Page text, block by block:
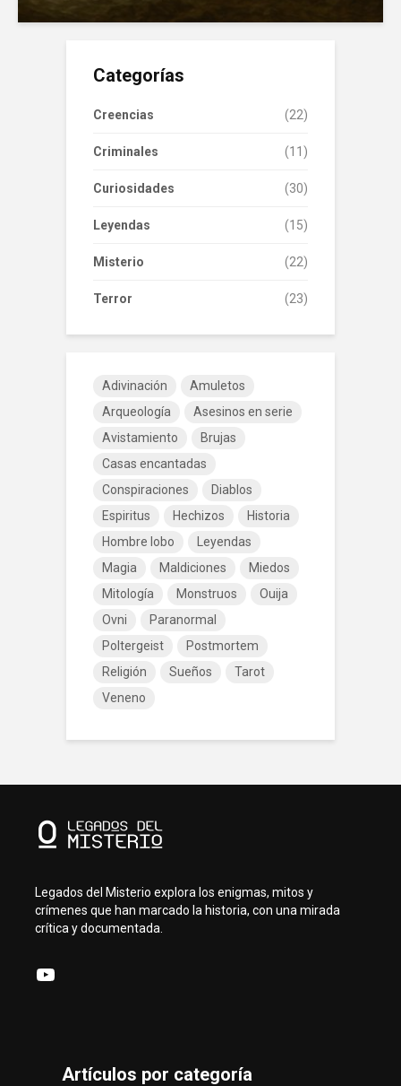
Categorías
Creencias (22)
Criminales (11)
Curiosidades (30)
Leyendas (15)
Misterio (22)
Terror (23)
Adivinación
Amuletos
Arqueología
Asesinos en serie
Avistamiento
Brujas
Casas encantadas
Conspiraciones
Diablos
Espiritus
Hechizos
Historia
Hombre lobo
Leyendas
Magia
Maldiciones
Miedos
Mitología
Monstruos
Ouija
Ovni
Paranormal
Poltergeist
Postmortem
Religión
Sueños
Tarot
Veneno
Legados del Misterio explora los enigmas, mitos y
crímenes que han marcado la historia, con una mirada
crítica y documentada.
YouTube
Artículos por categoría